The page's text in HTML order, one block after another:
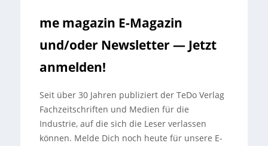
me magazin E-Magazin
und/oder Newsletter — Jetzt
anmelden!
Seit über 30 Jahren publiziert der TeDo Verlag
Fachzeitschriften und Medien für die
Industrie, auf die sich die Leser verlassen
können. Melde Dich noch heute für unsere E-